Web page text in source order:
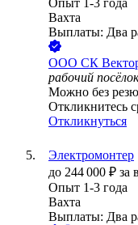
Опыт 1-3 года
Вахта
Выплаты: Два
ООО СК
рабочий
Можно без
Откликнитесь
Откликнуться
Электромонтер
до 244 000 ₽ за
Опыт 1-3 года
Вахта
Выплаты: Два